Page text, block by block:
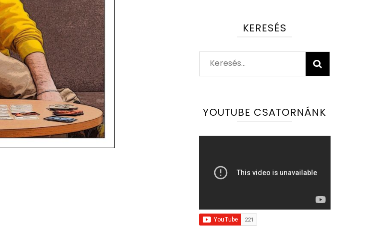
KERESÉS
Keresés:
YOUTUBE CSATORNÁNK